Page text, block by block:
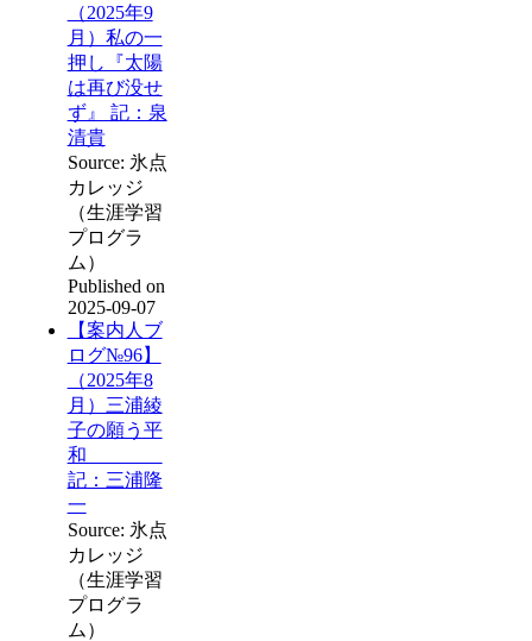
（2025年9
月）私の一
押し『太陽
は再び没せ
ず』 記：泉
清貴
Source: 氷点
カレッジ
（生涯学習
プログラ
ム）
Published on
2025-09-07
【案内人ブ
ログ№96】
（2025年8
月）三浦綾
子の願う平
和
記：三浦隆
一
Source: 氷点
カレッジ
（生涯学習
プログラ
ム）